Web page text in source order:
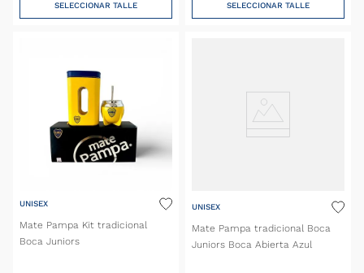
SELECCIONAR TALLE SELECCIONAR TALLE
UNISEX
Mate Pampa Kit tradicional
Boca Juniors
UNISEX
Mate Pampa tradicional Boca
Juniors Boca Abierta Azul